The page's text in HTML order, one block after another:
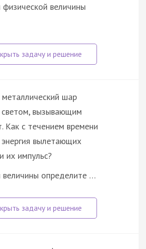
величины
шар
вызывающим
Как с течением времени
вылетающих
их импульс?
определите …